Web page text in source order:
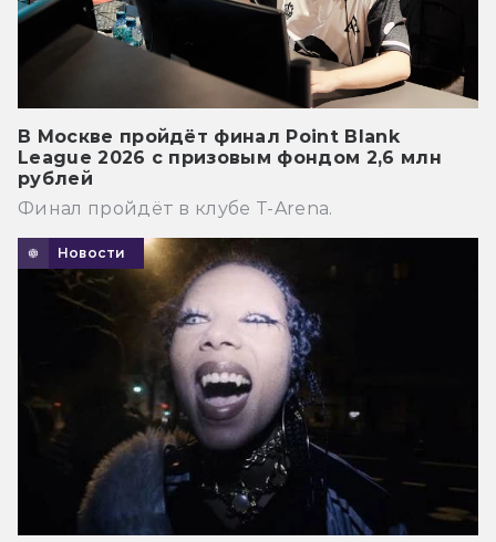
В Москве пройдёт финал Point Blank
League 2026 с призовым фондом 2,6 млн
рублей
Финал пройдёт в клубе T-Arena.
Новости